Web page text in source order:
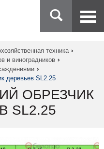
техника
и виноградников
деревьев SL2.25
ОБРЕЗЧИК
SL2.25